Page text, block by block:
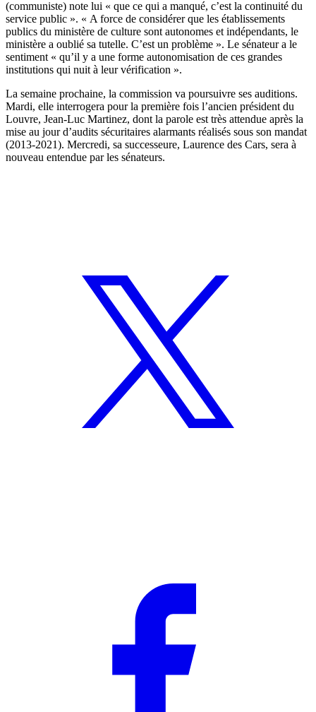
(communiste) note lui « que ce qui a manqué, c’est la continuité du
service public ». « A force de considérer que les établissements
publics du ministère de culture sont autonomes et indépendants, le
ministère a oublié sa tutelle. C’est un problème ». Le sénateur a le
sentiment « qu’il y a une forme autonomisation de ces grandes
institutions qui nuit à leur vérification ».
La semaine prochaine, la commission va poursuivre ses auditions.
Mardi, elle interrogera pour la première fois l’ancien président du
Louvre, Jean-Luc Martinez, dont la parole est très attendue après la
mise au jour d’audits sécuritaires alarmants réalisés sous son mandat
(2013-2021). Mercredi, sa successeure, Laurence des Cars, sera à
nouveau entendue par les sénateurs.